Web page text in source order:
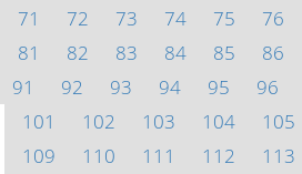
71
72 73 74 75 76
81
82 83 84 85 86
91
92 93 94 95 96
101
102 103 104 105
109
110 111 112 113